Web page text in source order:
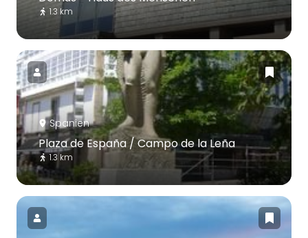
1.3 km
Spanien
Plaza de España / Campo de la Leña
1.3 km